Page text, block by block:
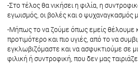
-Στο τέλος θα νικήσει η φιλία, η
εγωισμός, οι βολές και ο ψυχαναγκασμός
-Μήπως το να ζούμε όπως εμείς θέλουμε
προτιμότερο και πιο υγιές, από το να
εγκλωβιζόμαστε και να ασφυκτιούμε σε
φιλική ή συντροφική, που δεν μας